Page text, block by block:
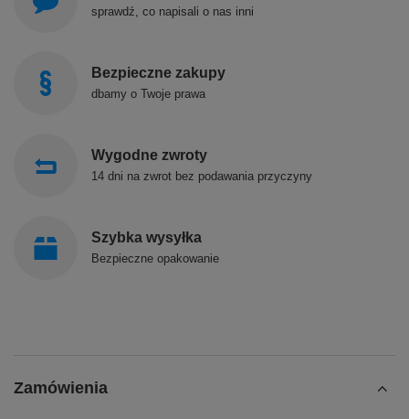
sprawdź, co napisali o nas inni
Bezpieczne zakupy
dbamy o Twoje prawa
Wygodne zwroty
14 dni na zwrot bez podawania przyczyny
Szybka wysyłka
Bezpieczne opakowanie
Zamówienia